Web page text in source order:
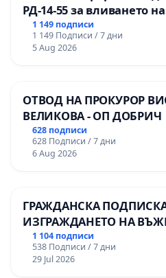
РД-14-55 за вливането
гимназия по
Професионалната
мениджмънт – гр.
1 149 подписи
1 149 Подписи / 7 дни
5 Aug 2026
ОТВОД НА ПРОКУРОР
ВЕЛИКОВА - ОП ДОБРИЧ
628 подписи
628 Подписи / 7 дни
6 Aug 2026
ГРАЖДАНСКА
ИЗГРАЖДАНЕТО НА
НА ТЕРИТОРИЯТА НА
ЗАБЕЛЕЖИТЕЛНОСТ
ОСВОБОДИТЕЛИТЕ“
1 104 подписи
538 Подписи / 7 дни
29 Jul 2026